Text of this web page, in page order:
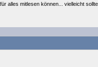
alles mitlesen können... vielleicht